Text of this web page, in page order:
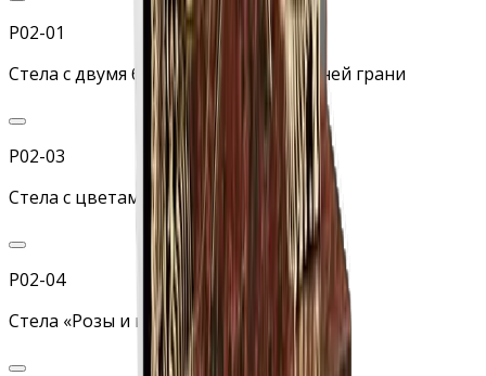
Р02-01
Стела с двумя бутонами роз по верхней грани
Р02-03
Стела с цветами, крестом и голубем
Р02-04
Стела «Розы и крест»